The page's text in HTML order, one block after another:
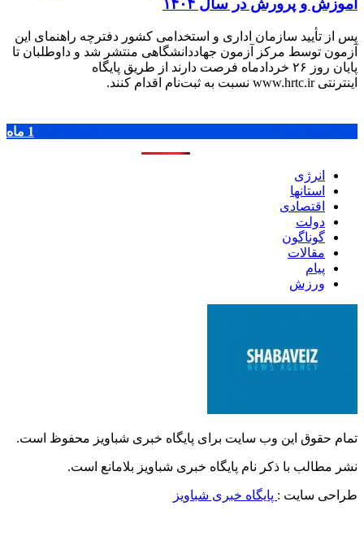
آموزش و پرورش در سال ۱۴۰۴
پس از تأیید سازمان اداری و استخدامی کشور دفترچه راهنمای این
آزمون توسط مرکز آزمون جهاددانشگاهی منتشر شد و داوطلبان تا
پایان روز ۲۶ خردادماه فرصت دارند از طریق پایگاه
اینترنتی www.hrtc.ir نسبت به ثبت‌نام اقدام کنند.
1 ماه
انرژی
استانها
اقتصادی
دولت
گوناگون
مقالات
پیام
ورزش
تمام حقوق این وب سایت برای پایگاه خبری شباویز محفوظ است.
نشر مطالب با ذکر نام پایگاه خبری شباویز بلامانع است.
طراحی سایت : پایگاه خبری شباویز